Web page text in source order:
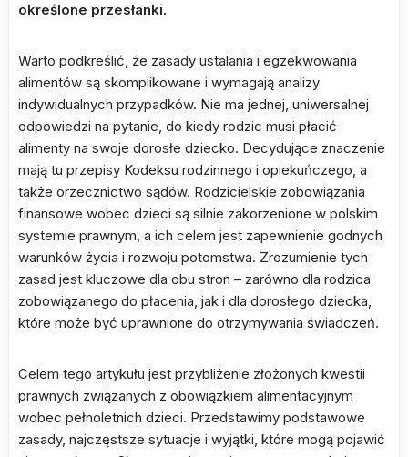
określone przesłanki.
Warto podkreślić, że zasady ustalania i egzekwowania
alimentów są skomplikowane i wymagają analizy
indywidualnych przypadków. Nie ma jednej, uniwersalnej
odpowiedzi na pytanie, do kiedy rodzic musi płacić
alimenty na swoje dorosłe dziecko. Decydujące znaczenie
mają tu przepisy Kodeksu rodzinnego i opiekuńczego, a
także orzecznictwo sądów. Rodzicielskie zobowiązania
finansowe wobec dzieci są silnie zakorzenione w polskim
systemie prawnym, a ich celem jest zapewnienie godnych
warunków życia i rozwoju potomstwa. Zrozumienie tych
zasad jest kluczowe dla obu stron – zarówno dla rodzica
zobowiązanego do płacenia, jak i dla dorosłego dziecka,
które może być uprawnione do otrzymywania świadczeń.
Celem tego artykułu jest przybliżenie złożonych kwestii
prawnych związanych z obowiązkiem alimentacyjnym
wobec pełnoletnich dzieci. Przedstawimy podstawowe
zasady, najczęstsze sytuacje i wyjątki, które mogą pojawić